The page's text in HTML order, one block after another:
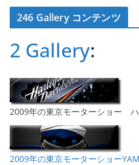
カ
イ246 Gallery コンテンツ
2 Gallery:
2009年の東京モーターショー
2009年の東京モーターショー